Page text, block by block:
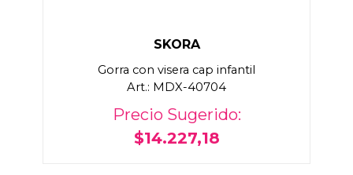
SKORA
Gorra con visera cap infantil
Art.: MDX-40704
Precio Sugerido:
$14.227,18